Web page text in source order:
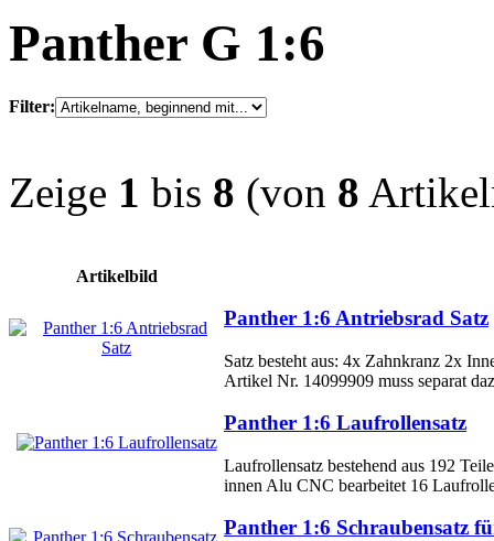
Panther G 1:6
Filter:
Zeige 1 bis 8 (von 8
Artikelbild
Panther 1:6 Antriebsrad Satz
Satz besteht aus: 4x Zahnkranz 2x
Artikel Nr. 14099909 muss separat
Panther 1:6 Laufrollensatz
Laufrollensatz bestehend aus 192
innen Alu CNC bearbeitet 16
Panther 1:6 Schraubensatz